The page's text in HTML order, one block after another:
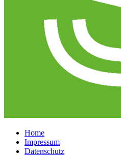
Home
Impressum
Datenschutz